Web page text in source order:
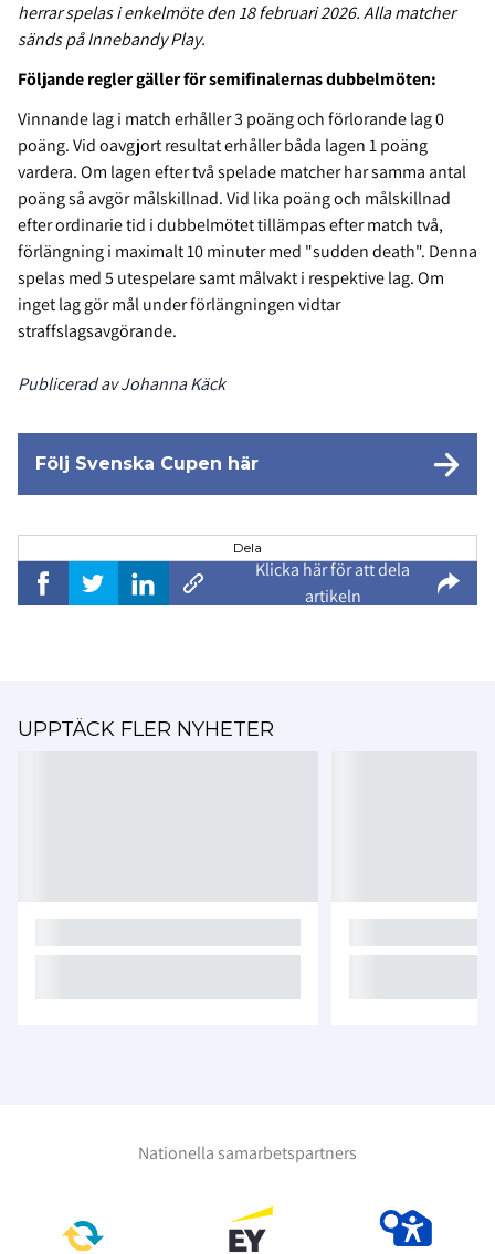
herrar spelas i enkelmöte den 18 februari 2026. Alla matcher
sänds på Innebandy Play.
Följande regler gäller för semifinalernas dubbelmöten:
Vinnande lag i match erhåller 3 poäng och förlorande lag 0
poäng. Vid oavgjort resultat erhåller båda lagen 1 poäng
vardera. Om lagen efter två spelade matcher har samma antal
poäng så avgör målskillnad. Vid lika poäng och målskillnad
efter ordinarie tid i dubbelmötet tillämpas efter match två,
förlängning i maximalt 10 minuter med "sudden death". Denna
spelas med 5 utespelare samt målvakt i respektive lag. Om
inget lag gör mål under förlängningen vidtar
straffslagsavgörande.
Publicerad av Johanna Käck
Följ Svenska Cupen här
Dela
Klicka här för att dela
artikeln
UPPTÄCK FLER NYHETER
Nationella samarbetspartners